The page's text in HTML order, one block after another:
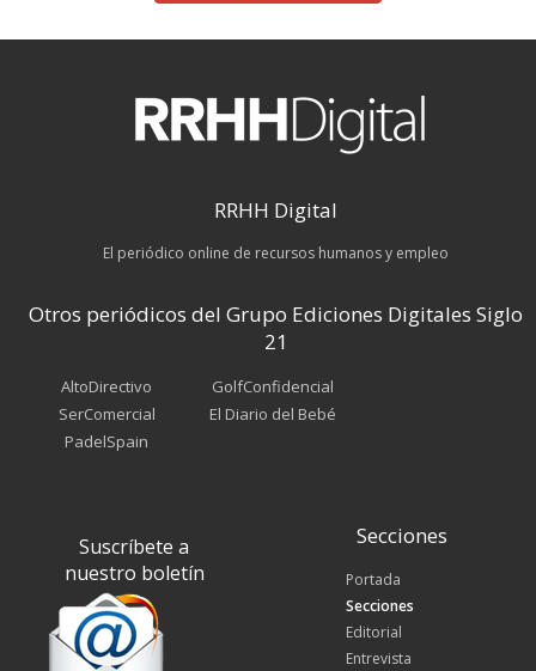
RRHH Digital
El periódico online de recursos humanos y empleo
Otros periódicos del Grupo Ediciones Digitales Siglo
21
AltoDirectivo
SerComercial
PadelSpain
GolfConfidencial
El Diario del Bebé
Suscríbete a
nuestro boletín
Secciones
Portada
Secciones
Editorial
Entrevista